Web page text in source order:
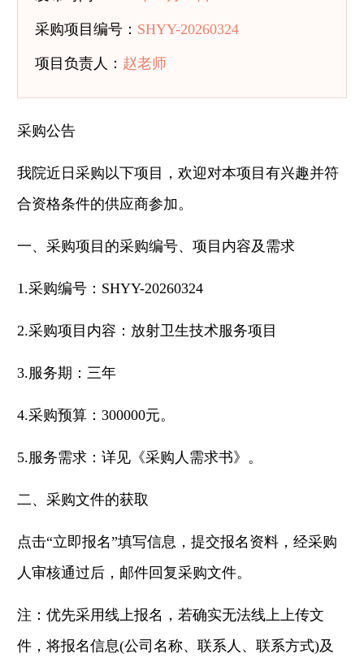
采购项目编号： SHYY-20260324
项目负责人： 赵老师
采购公告
我院近日采购以下项目，欢迎对本项目有兴趣并符
合资格条件的供应商参加。
一、采购项目的采购编号、项目内容及需求
1.采购编号：SHYY-20260324
2.采购项目内容：放射卫生技术服务项目
3.服务期：三年
4.采购预算：300000元。
5.服务需求：详见《采购人需求书》。
二、采购文件的获取
点击“立即报名”填写信息，提交报名资料，经采购
人审核通过后，邮件回复采购文件。
注：优先采用线上报名，若确实无法线上上传文
件，将报名信息(公司名称、联系人、联系方式)及